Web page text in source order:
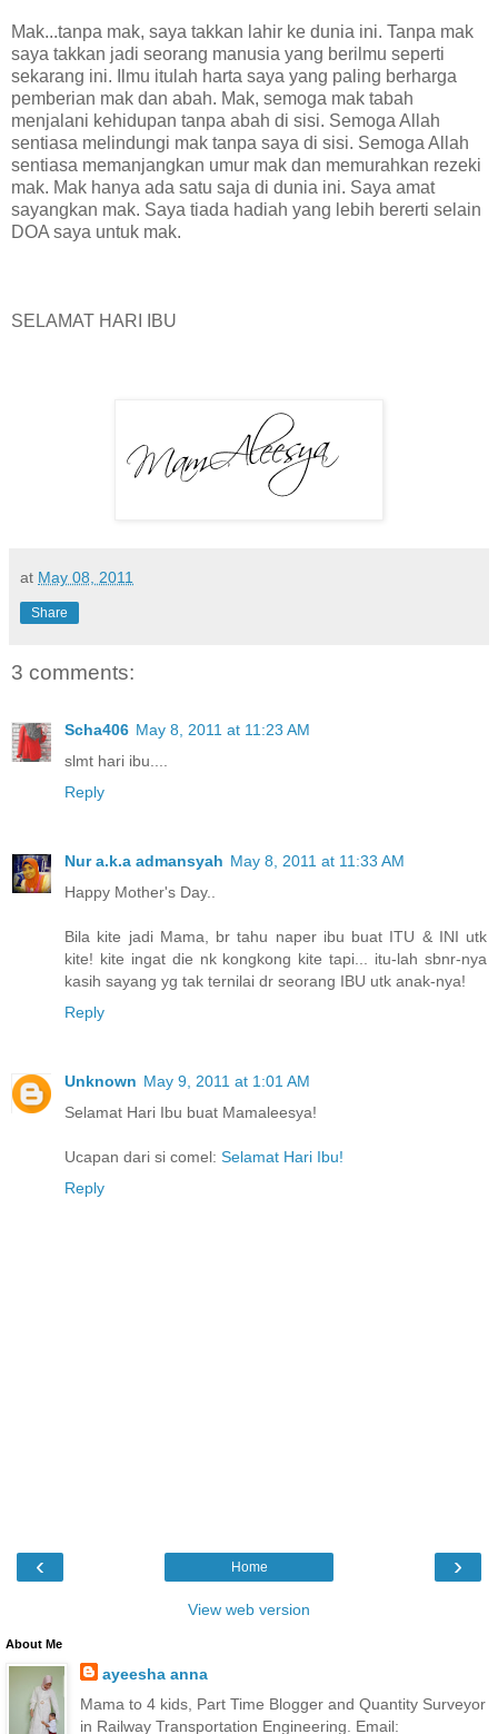
Mak...tanpa mak, saya takkan lahir ke dunia ini. Tanpa mak
saya takkan jadi seorang manusia yang berilmu seperti
sekarang ini. Ilmu itulah harta saya yang paling berharga
pemberian mak dan abah. Mak, semoga mak tabah
menjalani kehidupan tanpa abah di sisi. Semoga Allah
sentiasa melindungi mak tanpa saya di sisi. Semoga Allah
sentiasa memanjangkan umur mak dan memurahkan rezeki
mak. Mak hanya ada satu saja di dunia ini. Saya amat
sayangkan mak. Saya tiada hadiah yang lebih bererti selain
DOA saya untuk mak.
SELAMAT HARI IBU
at May 08, 2011
Share
3 comments:
Scha406 May 8, 2011 at 11:23 AM
slmt hari ibu....
Reply
Nur a.k.a admansyah May 8, 2011 at 11:33 AM
Happy Mother's Day..
Bila kite jadi Mama, br tahu naper ibu buat ITU & INI utk
kite! kite ingat die nk kongkong kite tapi... itu-lah sbnr-nya
kasih sayang yg tak ternilai dr seorang IBU utk anak-nya!
Reply
Unknown May 9, 2011 at 1:01 AM
Selamat Hari Ibu buat Mamaleesya!
Ucapan dari si comel: Selamat Hari Ibu!
Reply
‹ ›
Home
View web version
About Me
ayeesha anna
Mama to 4 kids, Part Time Blogger and Quantity Surveyor
in Railway Transportation Engineering. Email: